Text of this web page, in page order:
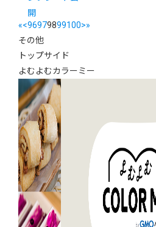
開
«<96979899100>»
その他
トップサイド
よむよむカラーミー